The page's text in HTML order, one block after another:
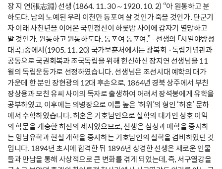
장 지 연(張志淵) 선생 (1864. 11. 30～1920. 10. 2) “아 원통하고 분
하도다. 남의 노예된 우리 이천만 동포여 살 것인가 죽을 것인가. 단군기
자 이래 사천년을 이어온 국민정신이 하룻밤 사이에 갑자기 멸망하고
말 것인가. 원통하고 원통하도다. 동포여 동포여.” - 선생의 「시일야방성
대곡」중에서(1905. 11. 20) 국가보훈처에서는 광복회 ·독립기념관과
공동으로 국권회복과 조국독립을 위해 헌신하신 장지연 선생님을 11
월의 독립운동가로 선정하였습니다. 선생님은 조선시대 예학의 대가
가운데 한 분인 장현광의 12대 후손으로, 1864년 경북 상주에서 부친
장상용과 모친 유씨 사이의 독자로 출생하여 어려서 장석봉에게 유학을
공부하였고, 이후에는 의병장으로 이름 높은 ‘허위’의 형인 ‘허훈’ 문하
에서 수학하였습니다. 허훈은 기호남인으로 실학의 대가인 성호 이익
의 학문을 계승한 허전의 제자였으므로, 선생은 심성과 예학을 중시하
는 영남유학과 현실 개혁을 중시하는 기호남인의 실학을 겸비하였던 것
입니다. 1894년 초시에 합격한 뒤 1896년 상경한 선생은 새로운 인물
들과 만남을 통해 사상적으로 큰 변화를 겪게 되었는데, 즉, 서구열강을